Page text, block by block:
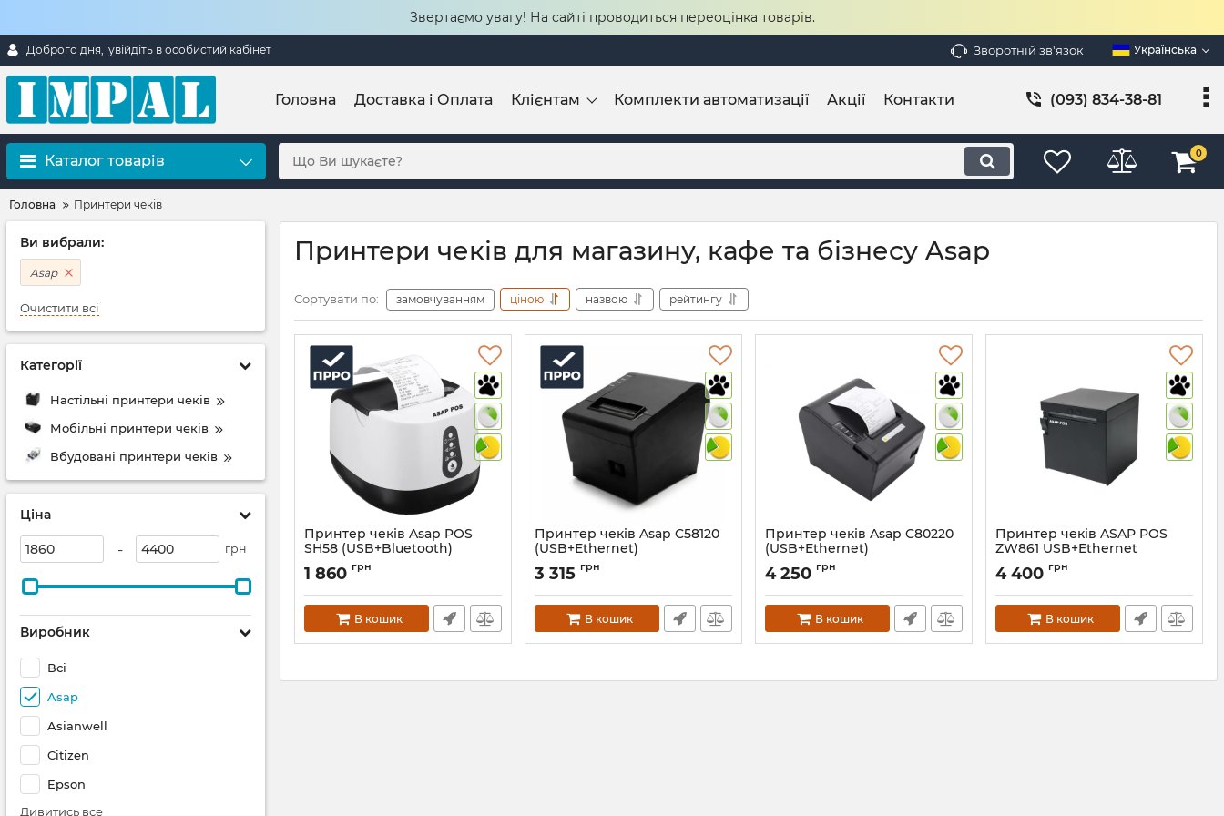
Звертаємо увагу! На сайті проводиться переоцінка товарів.
Доброго дня, увійдіть в особистий кабінет Зворотній зв'язок Українська
Головна Доставка і Оплата Клієнтам Комплекти автоматизації Акції Контакти (093) 834-38-81
Каталог товарів 0
Головна Принтери чеків
Ви вибрали:
Asap
Очистити всі
Категорії
Настільні принтери чеків
Мобільні принтери чеків
Вбудовані принтери чеків
Ціна
- грн
Виробник
Всі
Asap
Asianwell
Citizen
Epson
Дивитись все
Принтери чеків для магазину, кафе та бізнесу Asap
Сортувати по: замовчуванням ціною назвою рейтингу
Принтер чеків Asap POS
SH58 (USB+Bluetooth)
Артикул:684
1 860 грн
В кошик
Принтер чеків Asap C58120
(USB+Ethernet)
Артикул:379
3 315 грн
В кошик
Принтер чеків Asap C80220
(USB+Ethernet)
Артикул: 382
4 250 грн
В кошик
Принтер чеків ASAP POS
ZW861 USB+Ethernet
(ZW861-U-E)
Артикул:
4 400 грн
В кошик